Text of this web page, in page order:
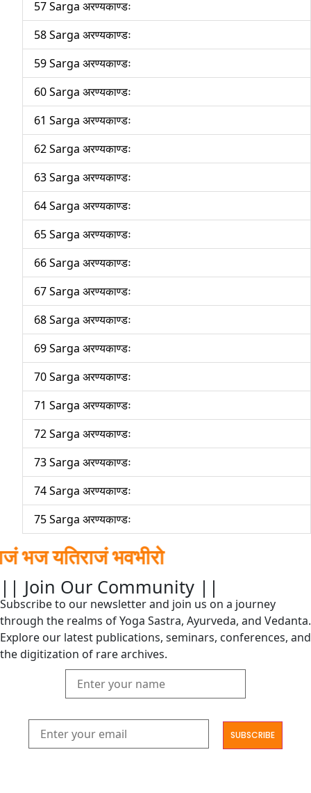
57 Sarga अरण्यकाण्डः
58 Sarga अरण्यकाण्डः
59 Sarga अरण्यकाण्डः
60 Sarga अरण्यकाण्डः
61 Sarga अरण्यकाण्डः
62 Sarga अरण्यकाण्डः
63 Sarga अरण्यकाण्डः
64 Sarga अरण्यकाण्डः
65 Sarga अरण्यकाण्डः
66 Sarga अरण्यकाण्डः
67 Sarga अरण्यकाण्डः
68 Sarga अरण्यकाण्डः
69 Sarga अरण्यकाण्डः
70 Sarga अरण्यकाण्डः
71 Sarga अरण्यकाण्डः
72 Sarga अरण्यकाण्डः
73 Sarga अरण्यकाण्डः
74 Sarga अरण्यकाण्डः
75 Sarga अरण्यकाण्डः
भवभीरो
|| Join Our Community ||
Subscribe to our newsletter and join us on a journey
through the realms of Yoga Sastra, Ayurveda, and Vedanta.
Explore our latest publications, seminars, conferences, and
the digitization of rare archives.